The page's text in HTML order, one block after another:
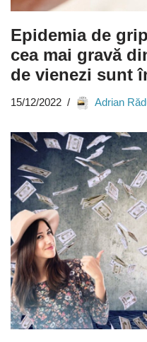
Epidemia de
cea mai gravă
de vienezi sunt
15/12/2022 Adrian